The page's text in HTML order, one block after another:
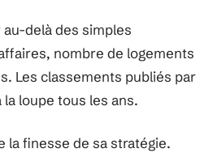
delà des simples
nombre de logements
Les classements publiés par
loupe tous les ans.
la finesse de sa stratégie.